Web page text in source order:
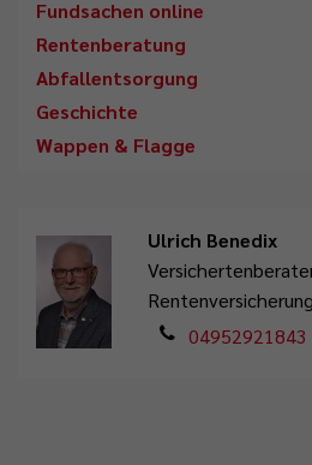
Fundsachen online
Rentenberatung
Abfallentsorgung
Geschichte
Wappen & Flagge
Ulrich Benedix
Rentenversicherung
04952921843